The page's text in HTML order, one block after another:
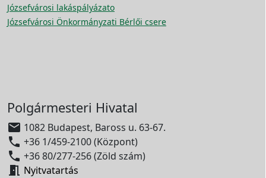
Józsefvárosi lakáspályázato
Józsefvárosi Önkormányzati Bérlői csere
Polgármesteri Hivatal
 1082 Budapest, Baross u. 63-67.
 +36 1/459-2100 (Központ)
 +36 80/277-256 (Zöld szám)
 Nyitvatartás